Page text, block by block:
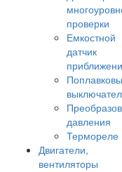
проверки
Емкостной
датчик
давления
Термореле
Двигатели,
вентиляторы